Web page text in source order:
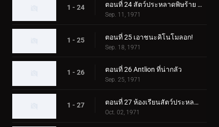
1 - 24 ตอนที่ 24 สัตว์ประหลาดพิษร้าย คิโนโคมอลก์ ออกเดินทาง!
Sep. 11, 1971
1 - 25 ตอนที่ 25 เอาชนะคิโนโมลอก!
Sep. 18, 1971
1 - 26 ตอนที่ 26 Antlion ที่น่ากลัว
Sep. 25, 1971
1 - 27 ตอนที่ 27 ห้องเรียนสัตว์ประหลาดมูคาเดลาส
Oct. 02, 1971